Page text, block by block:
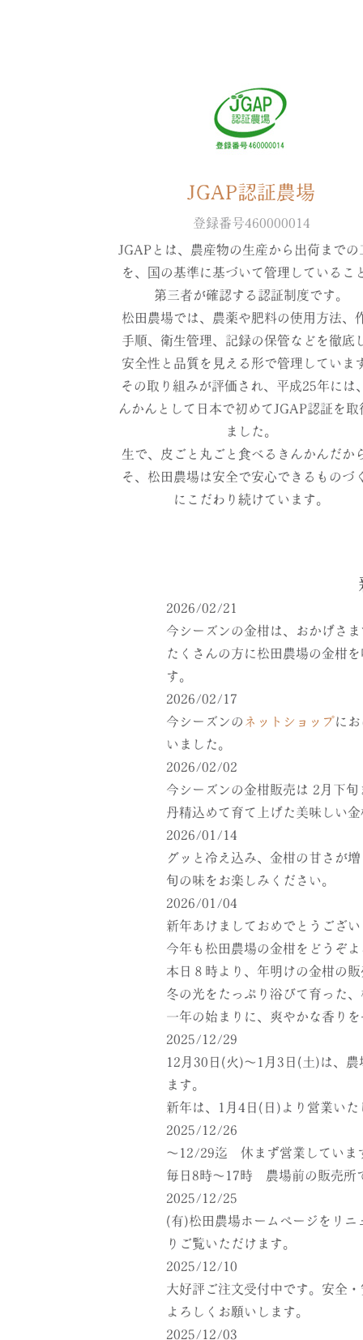
JGAP認証農場
登録番号460000014
JGAPとは、農産物の生産から出荷までの
を、国の基準に基づいて管理しているこ
第三者が確認する認証制度です。
松田農場では、農薬や肥料の使用方法、
手順、衛生管理、記録の保管などを徹底
安全性と品質を見える形で管理していま
その取り組みが評価され、平成25年には
んかんとして日本で初めてJGAP認証を取
ました。
生で、皮ごと丸ごと食べるきんかんだか
そ、松田農場は安全で安心できるものづ
にこだわり続けています。
2026/02/21
今シーズンの金柑は、おかげさ
たくさんの方に松田農場の金柑
す。
2026/02/17
今シーズンの ネットショップに
いました。
2026/02/02
今シーズンの金柑販売は 2月下
丹精込めて育て上げた美味しい
2026/01/14
グッと冷え込み、金柑の甘さが
旬の味をお楽しみください。
2026/01/04
新年あけましておめでとうござ
今年も松田農場の金柑をどうぞ
本日８時より、年明けの金柑の
冬の光をたっぷり浴びて育った
一年の始まりに、爽やかな香り
2025/12/29
12月30日(火)～1月3日(土)は、
ます。
新年は、1月4日(日)より営業いた
2025/12/26
～12/29迄 休まず営業していま
毎日8時～17時 農場前の販売所
2025/12/25
(有)松田農場ホームページをリニ
りご覧いただけます。
2025/12/10
大好評ご注文受付中です。安全
よろしくお願いします。
2025/12/03